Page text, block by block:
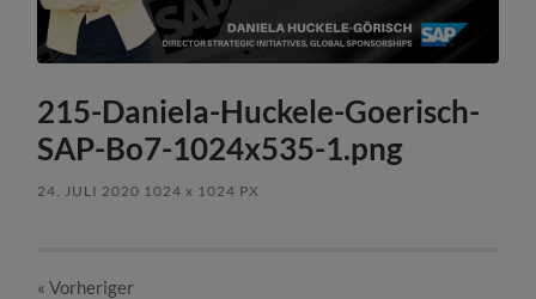
215-Daniela-Huckele-Goerisch-
SAP-Bo7-1024x535-1.png
24. JULI 2020 1024x 1024 PX
« Vorheriger